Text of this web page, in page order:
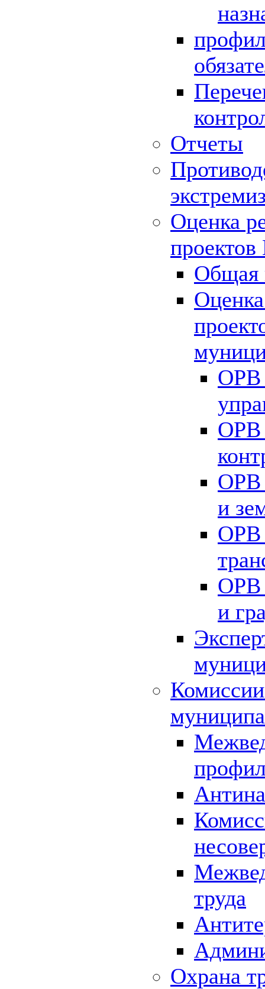
Отчеты
Оценка
Общая
ОРВ
ОРВ
ОРВ
и
ОРВ
ОРВ
и
труда
Охрана